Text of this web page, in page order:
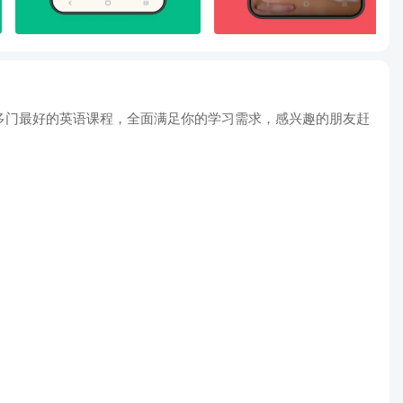
最好的英语课程，全面满足你的学习需求，感兴趣的朋友赶